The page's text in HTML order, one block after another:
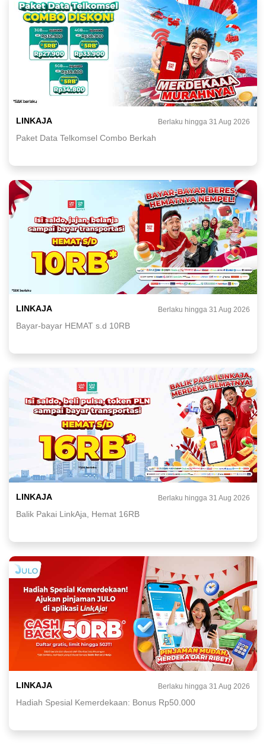
LINKAJA Berlaku hingga 31 Aug 2026
Paket Data Telkomsel Combo Berkah
LINKAJA Berlaku hingga 31 Aug 2026
Bayar-bayar HEMAT s.d 10RB
LINKAJA Berlaku hingga 31 Aug 2026
Balik Pakai LinkAja, Hemat 16RB
LINKAJA Berlaku hingga 31 Aug 2026
Hadiah Spesial Kemerdekaan: Bonus Rp50.000